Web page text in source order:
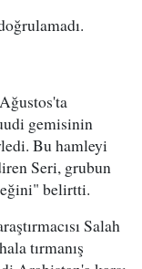
gemisinin
Bu hamleyi
Seri, grubun
belirtti.
Salah
tırmanış